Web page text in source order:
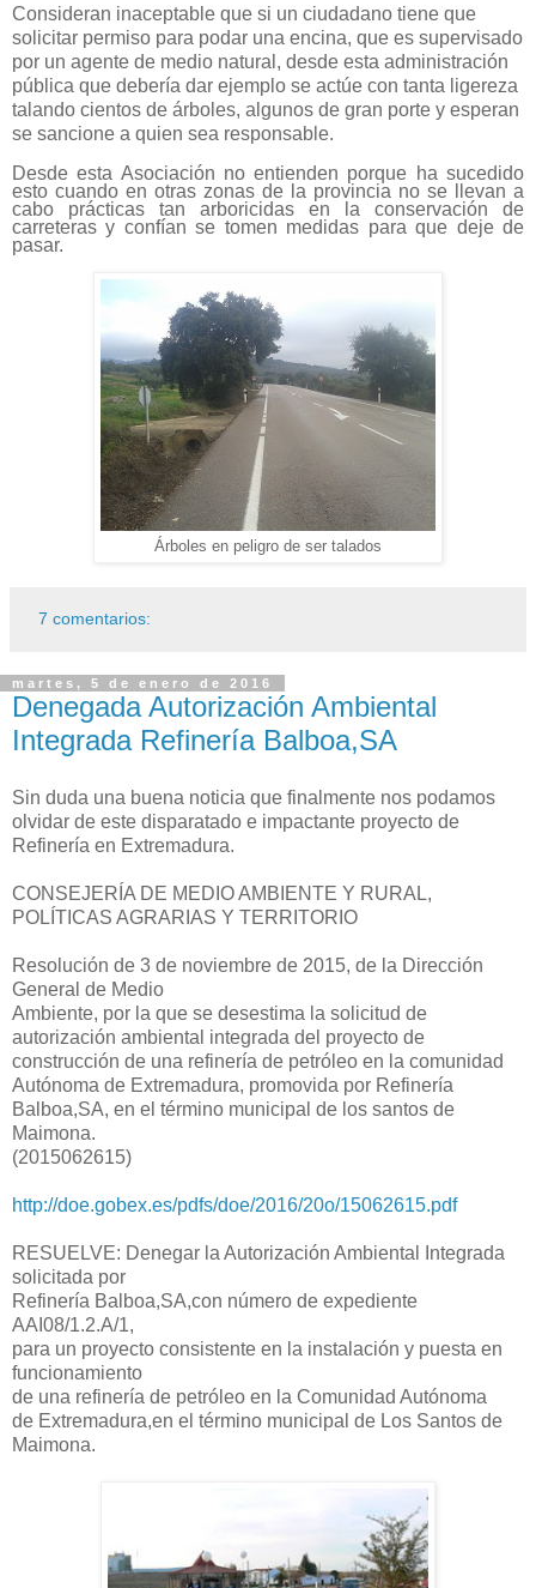
Consideran inaceptable que si un ciudadano tiene que
solicitar permiso para podar una encina, que es supervisado
por un agente de medio natural, desde esta administración
pública que debería dar ejemplo se actúe con tanta ligereza
talando cientos de árboles, algunos de gran porte y esperan
se sancione a quien sea responsable.
Desde esta Asociación no entienden porque ha sucedido
esto cuando en otras zonas de la provincia no se llevan a
cabo prácticas tan arboricidas en la conservación de
carreteras y confían se tomen medidas para que deje de
pasar.
Árboles en peligro de ser talados
7 comentarios:
martes, 5 de enero de 2016
Denegada Autorización Ambiental
Integrada Refinería Balboa,SA
Sin duda una buena noticia que finalmente nos podamos
olvidar de este disparatado e impactante proyecto de
Refinería en Extremadura.
CONSEJERÍA DE MEDIO AMBIENTE Y RURAL,
POLÍTICAS AGRARIAS Y TERRITORIO
Resolución de 3 de noviembre de 2015, de la Dirección
General de Medio
Ambiente, por la que se desestima la solicitud de
autorización ambiental integrada del proyecto de
construcción de una refinería de petróleo en la comunidad
Autónoma de Extremadura, promovida por Refinería
Balboa,SA, en el término municipal de los santos de
Maimona.
(2015062615)
http://doe.gobex.es/pdfs/doe/2016/20o/15062615.pdf
RESUELVE: Denegar la Autorización Ambiental Integrada
solicitada por
Refinería Balboa,SA,con número de expediente
AAI08/1.2.A/1,
para un proyecto consistente en la instalación y puesta en
funcionamiento
de una refinería de petróleo en la Comunidad Autónoma
de Extremadura,en el término municipal de Los Santos de
Maimona.